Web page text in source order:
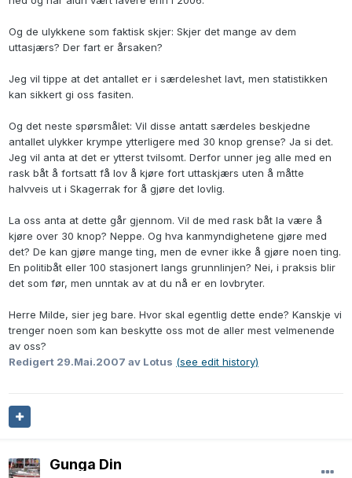
Og de ulykkene som faktisk skjer: Skjer det mange av dem
uttasjærs? Der fart er årsaken?
Jeg vil tippe at det antallet er i særdeleshet lavt, men statistikken
kan sikkert gi oss fasiten.
Og det neste spørsmålet: Vil disse antatt særdeles beskjedne
antallet ulykker krympe ytterligere med 30 knop grense? Ja si det.
Jeg vil anta at det er ytterst tvilsomt. Derfor unner jeg alle med en
rask båt å fortsatt få lov å kjøre fort uttaskjærs uten å måtte
halvveis ut i Skagerrak for å gjøre det lovlig.
La oss anta at dette går gjennom. Vil de med rask båt la være å
kjøre over 30 knop? Neppe. Og hva kanmyndighetene gjøre med
det? De kan gjøre mange ting, men de evner ikke å gjøre noen ting.
En politibåt eller 100 stasjonert langs grunnlinjen? Nei, i praksis blir
det som før, men unntak av at du nå er en lovbryter.
Herre Milde, sier jeg bare. Hvor skal egentlig dette ende? Kanskje vi
trenger noen som kan beskytte oss mot de aller mest velmenende
av oss?
Redigert 29.Mai.2007 av Lotus (see edit history)
Gunga Din